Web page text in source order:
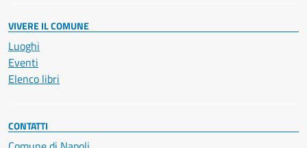
VIVERE IL COMUNE
Luoghi
Eventi
Elenco libri
CONTATTI